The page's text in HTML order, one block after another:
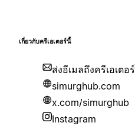
เกี่ยวกับครีเอเตอร์นี้
ส่งอีเมลถึงครีเอเตอร์
simurghub.com
x.com/simurghub
Instagram